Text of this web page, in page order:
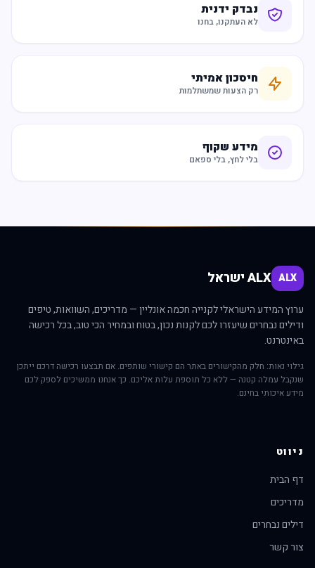
נבדק ידנית
לא העתקנו, בחנו
חיסכון אמיתי
רק הצעות שמשתלמות
מידע שקוף
בלי לחץ, בלי ספאם
ALX ALX ישראל
ערוץ המידע הישראלי לקנייה חכמה אונליין — מדריכים, השוואות, טיפים
ודילים נבחרים שיעזרו לכם לקנות נכון, בטוח ובמחיר הכי טוב, בכל רכישה
באינטרנט.
גילוי נאות: חלק מהקישורים באתר הם קישורי שותפים. אם תבצעו רכישה דרכם ייתכן
שנקבל עמלה קטנה — ללא כל תוספת עלות אליכם. כך אנחנו ממשיכים לספק לכם
מידע איכותי בחינם.
ניווט
דף הבית
מדריכים
דילים נבחרים
צור קשר